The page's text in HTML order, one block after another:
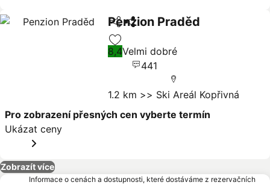
Sdílet
Přidat na seznam oblíbených
Penzion Praděd
Ukázat ceny
8,4Velmi dobré
441
1.2 km >> Ski Areál Kopřivná
Pro zobrazení přesných cen vyberte termín
Ukázat ceny
Zobrazít více
Informace o cenách a dostupnosti, které dostáváme z rezervačních